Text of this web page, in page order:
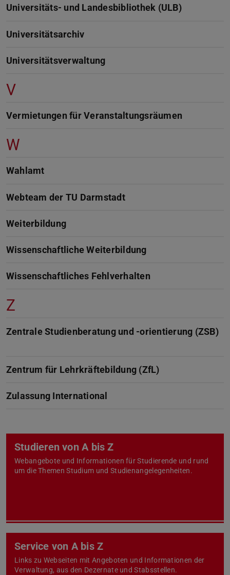
Universitäts- und Landesbibliothek (ULB)
Universitätsarchiv
Universitätsverwaltung
V
Vermietungen für Veranstaltungsräumen
W
Wahlamt
Webteam der TU Darmstadt
Weiterbildung
Wissenschaftliche Weiterbildung
Wissenschaftliches Fehlverhalten
Z
Zentrale Studienberatung und -orientierung (ZSB)
Zentrum für Lehrkräftebildung (ZfL)
Zulassung International
Studieren von A bis Z
Webangebote und Informationen für Studierende und rund
um die Themen Studium und Studienangelegenheiten.
Service von A bis Z
Links zu Webseiten mit Angeboten und Informationen der
Verwaltung, aus den Dezernate und Stabsstellen.